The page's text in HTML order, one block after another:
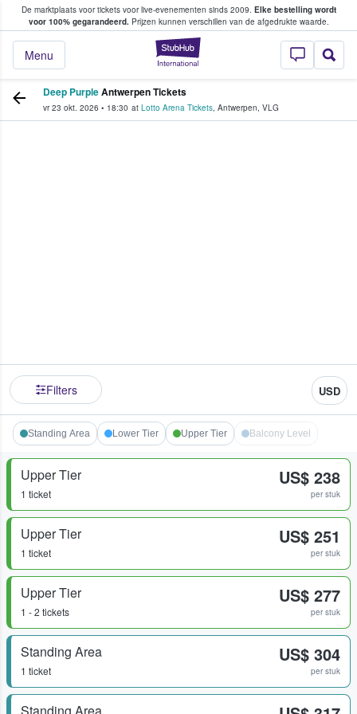
De marktplaats voor tickets voor live-evenementen sinds 2009. Elke bestelling wordt
voor 100% gegarandeerd.Prijzen kunnen verschillen van de afgedrukte waarde.
StubHub: waar
Menu
tickets kopen en verkopen
Deep PurpleAntwerpen Tickets
vr 23 okt. 2026 • 18:30 at Lotto Arena Tickets, Antwerpen, VLG
Filters USD
Standing Area Lower Tier Upper Tier Balcony Level
Upper Tier
1 ticket
US$ 238
per stuk
Upper Tier
1 ticket
US$ 251
per stuk
Upper Tier
1 - 2 tickets
US$ 277
per stuk
Standing Area
1 ticket
US$ 304
per stuk